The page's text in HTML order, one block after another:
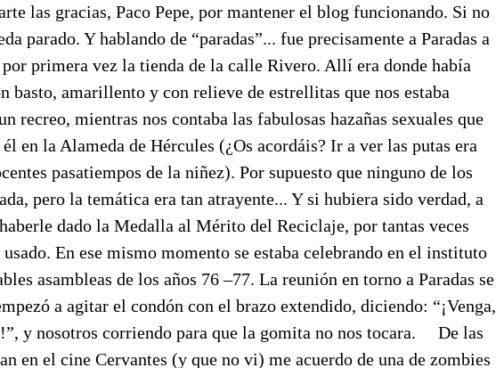
las gracias, Paco Pepe, por mantener el blog funcionando. Si no
parado. Y hablando de “paradas”... fue precisamente a Paradas a
primera vez la tienda de la calle Rivero. Allí era donde había
basto, amarillento y con relieve de estrellitas que nos estaba
recreo, mientras nos contaba las fabulosas hazañas sexuales que
en la Alameda de Hércules (¿Os acordáis? Ir a ver las putas era
pasatiempos de la niñez). Por supuesto que ninguno de los
pero la temática era tan atrayente... Y si hubiera sido verdad, a
dado la Medalla al Mérito del Reciclaje, por tantas veces
En ese mismo momento se estaba celebrando en el instituto
asambleas de los años 76 –77. La reunión en torno a Paradas se
a agitar el condón con el brazo extendido, diciendo: “¡Venga,
y nosotros corriendo para que la gomita no nos tocara. De las
en el cine Cervantes (y que no vi) me acuerdo de una de zombies